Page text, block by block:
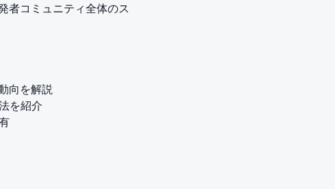
者コミュニティ全体のス
向を解説
を紹介